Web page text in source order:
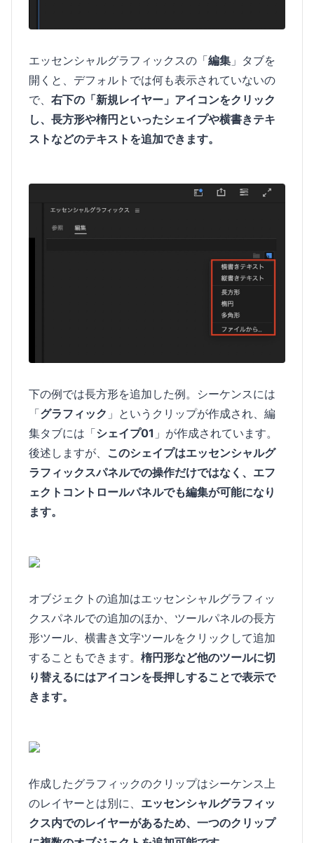
エッセンシャルグラフィックスの「編集 」タブを
開くと、デフォルトでは何も表示されていないの
で、 右下の「新規レイヤー」アイコンをクリック
し、長方形や楕円といったシェイプや横書きテキ
ストなどのテキストを追加できます。
下の例では長方形を追加した例。シーケンスには
「グラフィック 」というクリップが作成され、編
集タブには「シェイプ01 」が作成されています。
後述しますが、 このシェイプはエッセンシャルグ
ラフィックスパネルでの操作だけではなく、エフ
ェクトコントロールパネルでも編集が可能になり
ます。
オブジェクトの追加はエッセンシャルグラフィッ
クスパネルでの追加のほか、ツールパネルの長方
形ツール、横書き文字ツールをクリックして追加
することもできます。 楕円形など他のツールに切
り替えるにはアイコンを長押しすることで表示で
きます。
作成したグラフィックのクリップはシーケンス上
のレイヤーとは別に、 エッセンシャルグラフィッ
クス内でのレイヤーがあるため、一つのクリップ